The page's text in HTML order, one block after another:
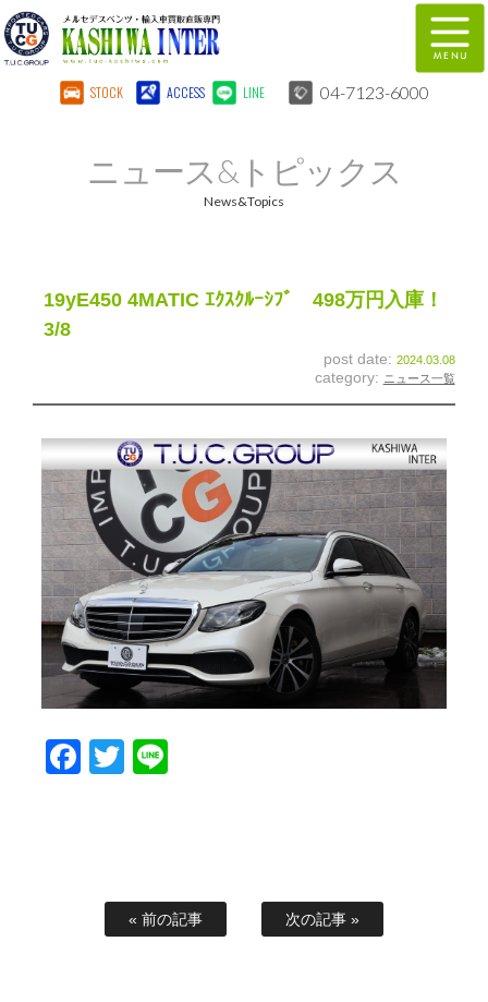
STOCK ACCESS LINE 04-7123-6000
特別作業
スタッフ紹介
会社概要 個人情報保護方針
スタッフブログ 納車情報
ホーム T.U.C.GROUP
ニュース&トピックス
News&Topics
19yE450 4MATIC ｴｸｽｸﾙｰｼﾌﾞ 498万円入庫！
3/8
post date: 2024.03.08
category: ニュース一覧
Facebook
Twitter
« 前の記事 次の記事 »